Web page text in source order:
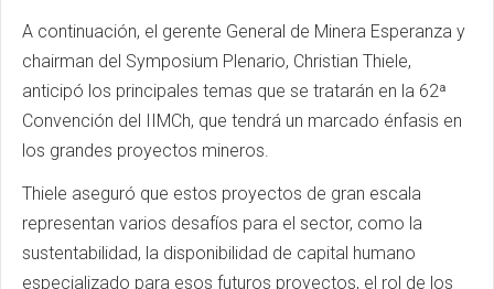
A continuación, el gerente General de Minera Esperanza y
chairman del Symposium Plenario, Christian Thiele,
anticipó los principales temas que se tratarán en la 62ª
Convención del IIMCh, que tendrá un marcado énfasis en
los grandes proyectos mineros.
Thiele aseguró que estos proyectos de gran escala
representan varios desafíos para el sector, como la
sustentabilidad, la disponibilidad de capital humano
especializado para esos futuros proyectos, el rol de los